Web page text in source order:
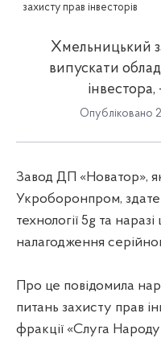
захисту прав інвесторів
Хмельницький
випускати
Опубліковано
Завод ДП «Новатор»,
Укроборонпром,
технології 5g та
налагодження
Про це повідомила
питань захисту прав
фракції «Слуга